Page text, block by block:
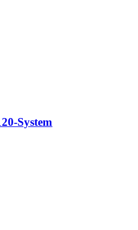
System